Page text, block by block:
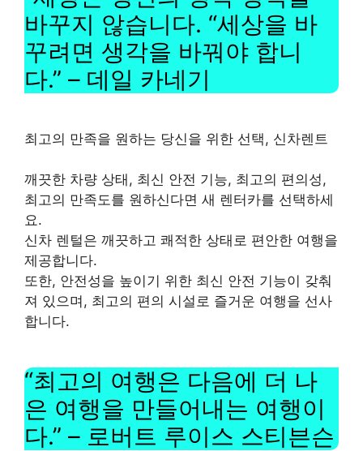
바꾸지 않습니다. “세상을 바
꾸려면 생각을 바꿔야 합니
다.” – 데일 카네기
최고의 만족을 원하는 당신을 위한 선택, 신차렌트
깨끗한 차량 상태, 최신 안전 기능, 최고의 편의성,
최고의 만족도를 원하신다면 새 렌터카를 선택하세
요.
신차 렌털은 깨끗하고 쾌적한 상태로 편안한 여행을
제공합니다.
또한, 안전성을 높이기 위한 최신 안전 기능이 갖춰
져 있으며, 최고의 편의 시설로 즐거운 여행을 선사
합니다.
“최고의 여행은 다음에 더 나
은 여행을 만들어내는 여행이
다.” – 로버트 루이스 스티븐슨